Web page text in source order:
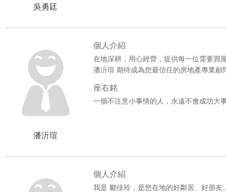
吳勇廷
個人介紹
在地深耕，用心經營，提供每一位需要買
潘沂瑄 期待成為您最信任的房地產專業顧
座右銘
一個不注意小事情的人，永遠不會成功大
潘沂瑄
個人介紹
我是 鄒佳玲，是您在地的好鄰居、好朋友